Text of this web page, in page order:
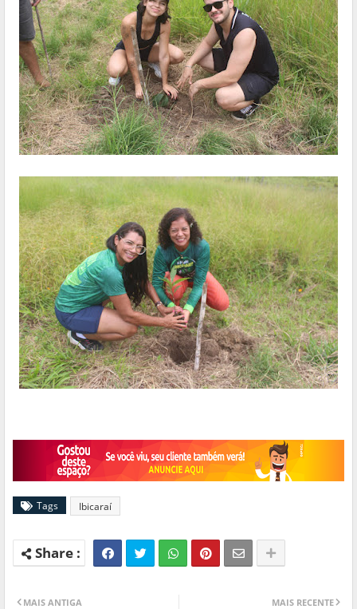
Tags Ibicaraí
MAIS RECENTE
MAIS ANTIGA